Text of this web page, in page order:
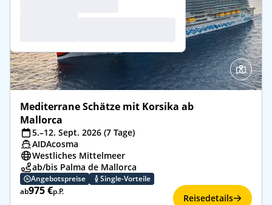
Mediterrane Schätze mit Korsika ab
Mallorca
5.–12. Sept. 2026 (7 Tage)
AIDAcosma
Westliches Mittelmeer
ab/bis Palma de Mallorca
Angebotspreise
Single-Vorteile
ab975 €p.P.
Reisedetails